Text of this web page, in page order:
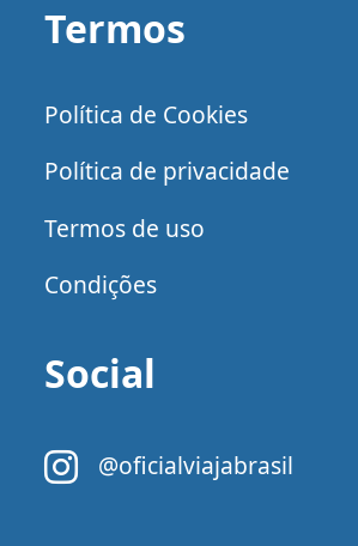
Termos
Política de Cookies
Política de privacidade
Termos de uso
Condições
Social
@oficialviajabrasil